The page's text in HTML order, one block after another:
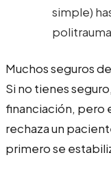
simple)
Muchos seguros
Si no tienes
financiación, pero
rechaza un
primero se